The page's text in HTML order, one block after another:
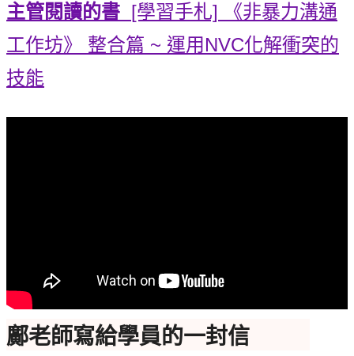
主管閱讀的書 [學習手札] 《非暴力溝通
工作坊》 整合篇 ~ 運用NVC化解衝突的
技能
鄺老師寫給學員的一封信